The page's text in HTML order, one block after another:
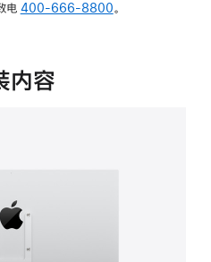
电 400-666-8800。
内容